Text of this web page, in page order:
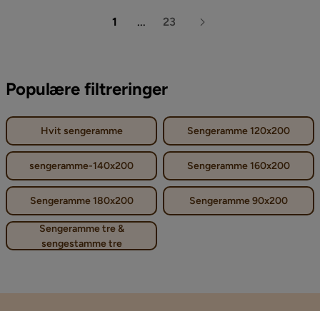
1 ... 23
Populære filtreringer
Hvit sengeramme Sengeramme 120x200
sengeramme-140x200 Sengeramme 160x200
Sengeramme 180x200 Sengeramme 90x200
Sengeramme tre &
sengestamme tre